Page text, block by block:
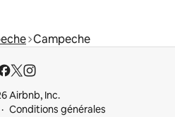
Campeche
Airbnb, Inc.
Conditions générales